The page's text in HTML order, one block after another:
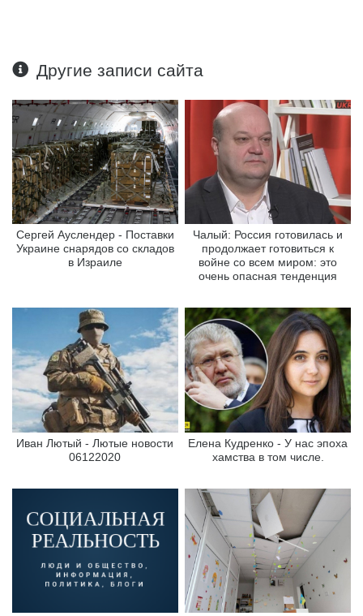
Другие записи сайта
Сергей Ауслендер - Поставки
Украине снарядов со складов
в Израиле
Чалый: Россия готовилась и
продолжает готовиться к
войне со всем миром: это
очень опасная тенденция
Иван Лютый - Лютые новости
06122020
Елена Кудренко - У нас эпоха
хамства в том числе.